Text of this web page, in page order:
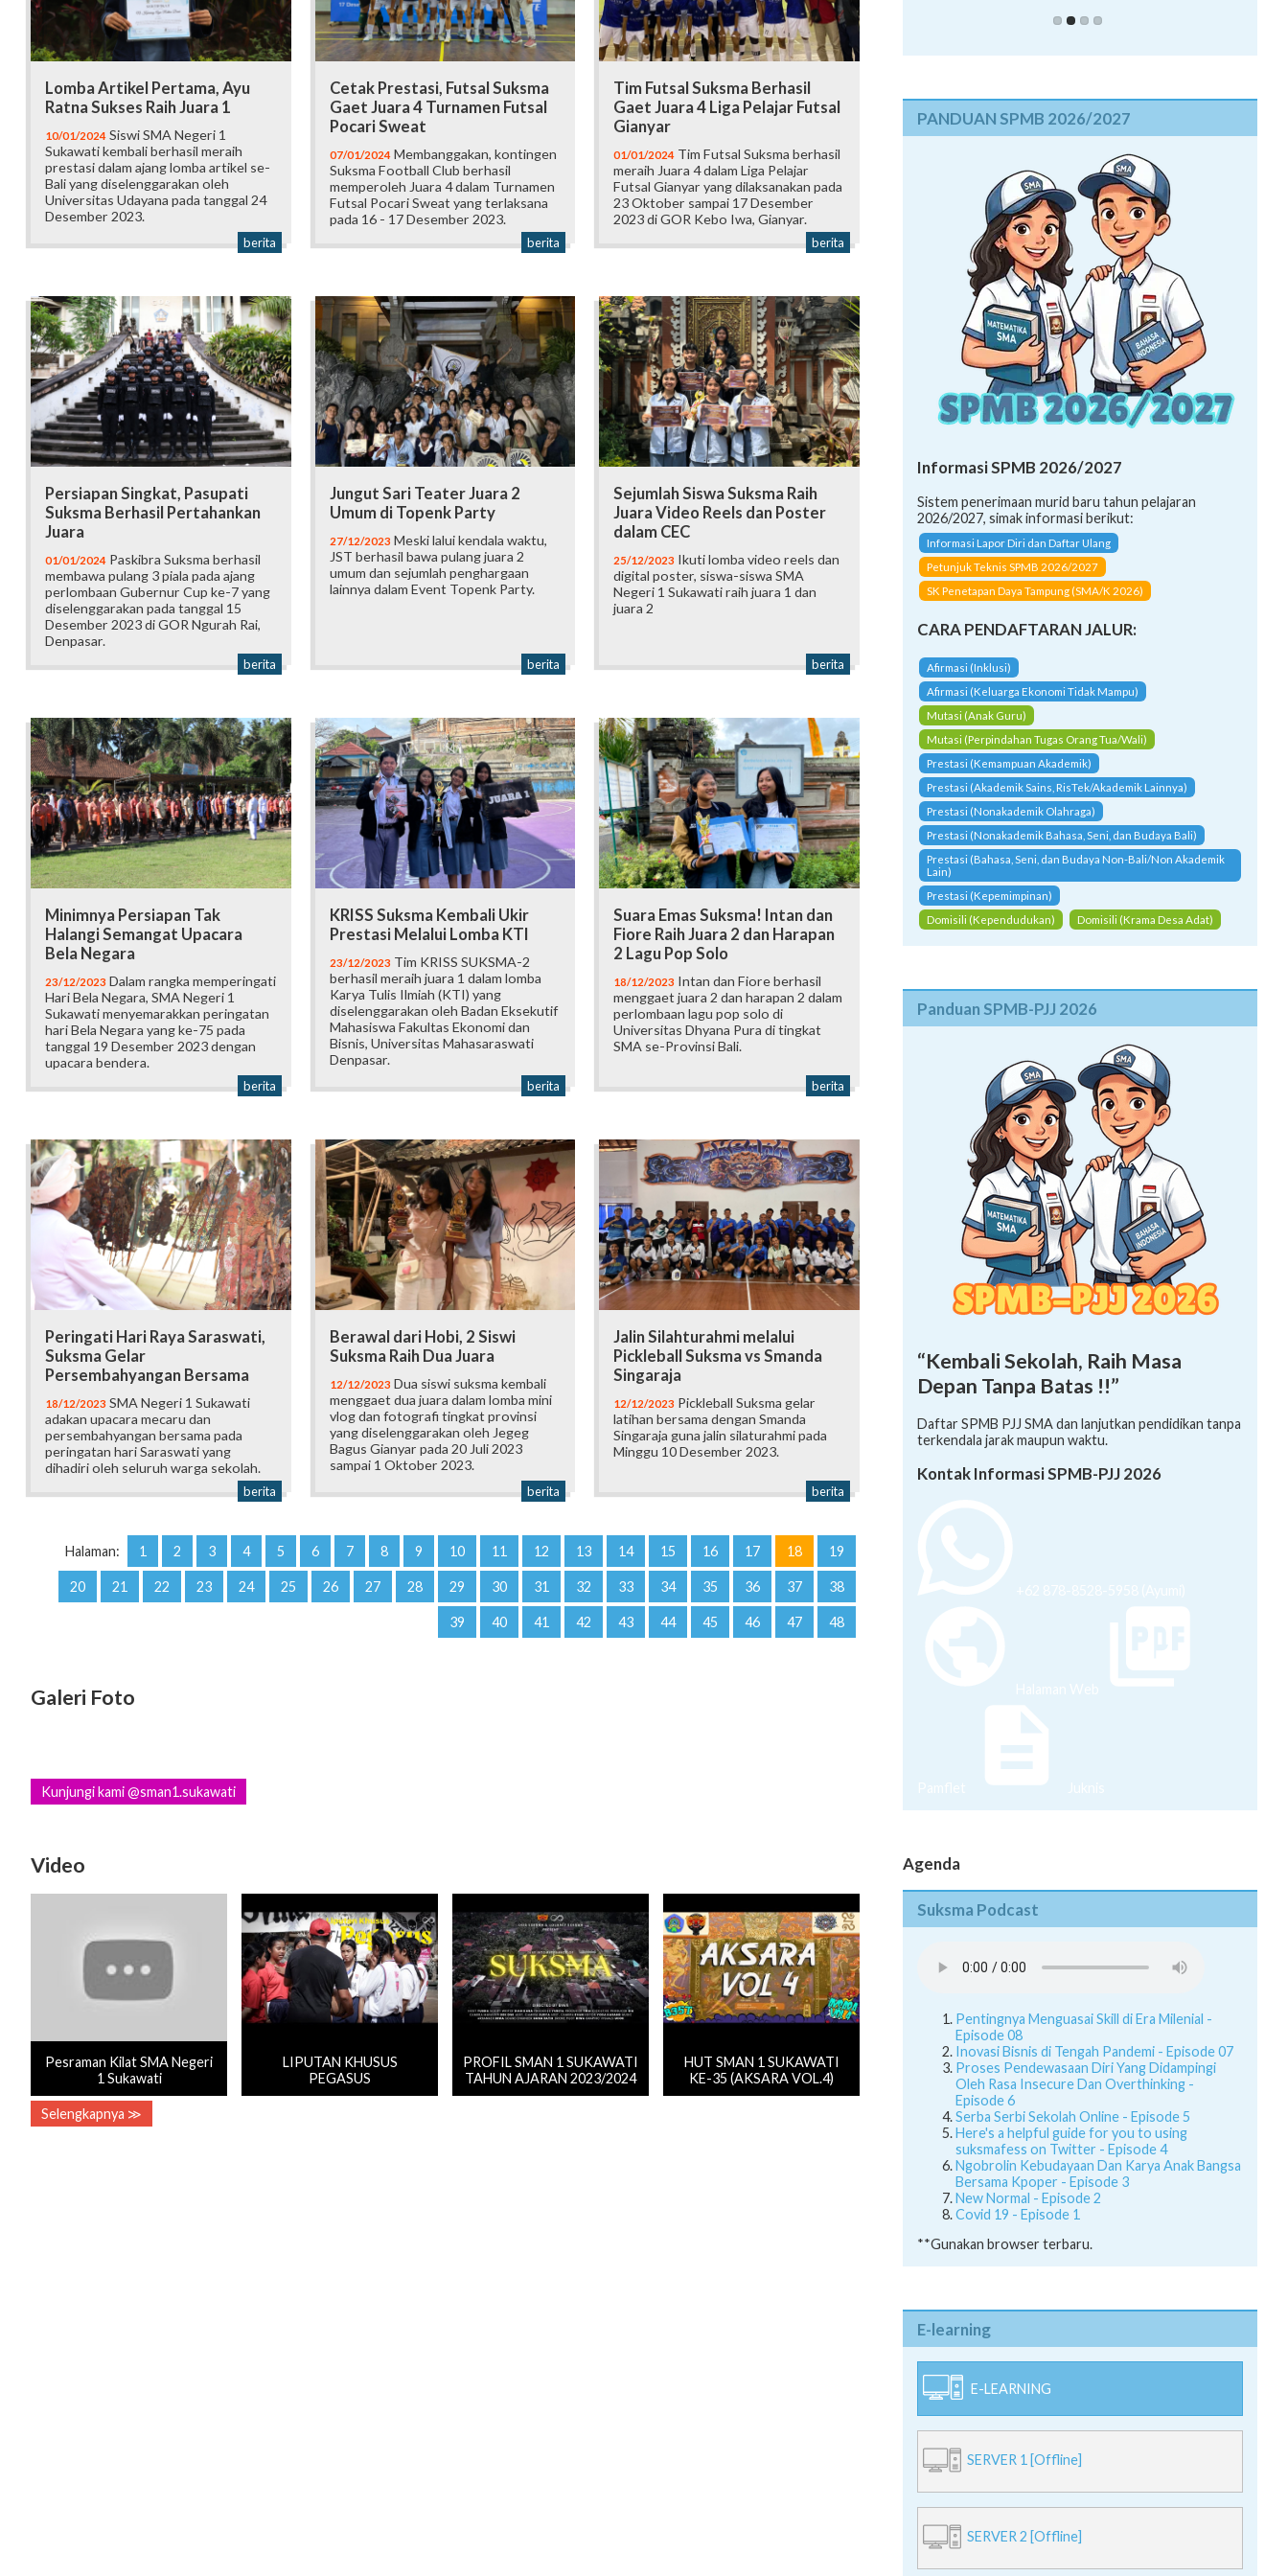
Lomba Artikel Pertama, Ayu
Ratna Sukses Raih Juara 1
10/01/2024 Siswi SMA Negeri 1
Sukawati kembali berhasil meraih
prestasi dalam ajang lomba artikel se-
Bali yang diselenggarakan oleh
Universitas Udayana pada tanggal 24
Desember 2023.
berita
Cetak Prestasi, Futsal Suksma
Gaet Juara 4 Turnamen Futsal
Pocari Sweat
07/01/2024Membanggakan, kontingen
Suksma Football Club berhasil
memperoleh Juara 4 dalam Turnamen
Futsal Pocari Sweat yang terlaksana
pada 16 - 17 Desember 2023.
berita
Tim Futsal Suksma Berhasil
Gaet Juara 4 Liga Pelajar Futsal
Gianyar
01/01/2024 Tim Futsal Suksma berhasil
meraih Juara 4 dalam Liga Pelajar
Futsal Gianyar yang dilaksanakan pada
23 Oktober sampai 17 Desember
2023 di GOR Kebo Iwa, Gianyar.
berita
Persiapan Singkat, Pasupati
Suksma Berhasil Pertahankan
Juara
01/01/2024 Paskibra Suksma berhasil
membawa pulang 3 piala pada ajang
perlombaan Gubernur Cup ke-7 yang
diselenggarakan pada tanggal 15
Desember 2023 di GOR Ngurah Rai,
Denpasar.
berita
Jungut Sari Teater Juara 2
Umum di Topenk Party
27/12/2023 Meski lalui kendala waktu,
JST berhasil bawa pulang juara 2
umum dan sejumlah penghargaan
lainnya dalam Event Topenk Party.
berita
Sejumlah Siswa Suksma Raih
Juara Video Reels dan Poster
dalam CEC
25/12/2023 Ikuti lomba video reels dan
digital poster, siswa-siswa SMA
Negeri 1 Sukawati raih juara 1 dan
juara 2
berita
Minimnya Persiapan Tak
Halangi Semangat Upacara
Bela Negara
23/12/2023 Dalam rangka memperingati
Hari Bela Negara, SMA Negeri 1
Sukawati menyemarakkan peringatan
hari Bela Negara yang ke-75 pada
tanggal 19 Desember 2023 dengan
upacara bendera.
berita
KRISS Suksma Kembali Ukir
Prestasi Melalui Lomba KTI
23/12/2023 Tim KRISS SUKSMA-2
berhasil meraih juara 1 dalam lomba
Karya Tulis Ilmiah (KTI) yang
diselenggarakan oleh Badan Eksekutif
Mahasiswa Fakultas Ekonomi dan
Bisnis, Universitas Mahasaraswati
Denpasar.
berita
Suara Emas Suksma! Intan dan
Fiore Raih Juara 2 dan Harapan
2 Lagu Pop Solo
18/12/2023 Intan dan Fiore berhasil
menggaet juara 2 dan harapan 2 dalam
perlombaan lagu pop solo di
Universitas Dhyana Pura di tingkat
SMA se-Provinsi Bali.
berita
Peringati Hari Raya Saraswati,
Suksma Gelar
Persembahyangan Bersama
18/12/2023 SMA Negeri 1 Sukawati
adakan upacara mecaru dan
persembahyangan bersama pada
peringatan hari Saraswati yang
dihadiri oleh seluruh warga sekolah.
berita
Berawal dari Hobi, 2 Siswi
Suksma Raih Dua Juara
12/12/2023 Dua siswi suksma kembali
menggaet dua juara dalam lomba mini
vlog dan fotografi tingkat provinsi
yang diselenggarakan oleh Jegeg
Bagus Gianyar pada 20 Juli 2023
sampai 1 Oktober 2023.
berita
Jalin Silahturahmi melalui
Pickleball Suksma vs Smanda
Singaraja
12/12/2023 Pickleball Suksma gelar
latihan bersama dengan Smanda
Singaraja guna jalin silaturahmi pada
Minggu 10 Desember 2023.
berita
Halaman: 1 2 3 4 5 6 7 8 9 10 11 12 13 14 15 16 17 18 19
20 21 22 23 24 25 26 27 28 29 30 31 32 33 34 35 36 37 38
39 40 41 42 43 44 45 46 47 48
Galeri Foto
Kunjungi kami @sman1.sukawati
Video
Pesraman Kilat SMA Negeri
1 Sukawati
LIPUTAN KHUSUS
PEGASUS
PROFIL SMAN 1 SUKAWATI
TAHUN AJARAN 2023/2024
HUT SMAN 1 SUKAWATI
KE-35 (AKSARA VOL.4)
Selengkapnya ≫
PANDUAN SPMB 2026/2027
Informasi SPMB 2026/2027
Sistem penerimaan murid baru tahun pelajaran
2026/2027, simak informasi berikut:
Informasi Lapor Diri dan Daftar Ulang
Petunjuk Teknis SPMB 2026/2027
SK Penetapan Daya Tampung (SMA/K 2026)
CARA PENDAFTARAN JALUR:
Afirmasi (Inklusi)
Afirmasi (Keluarga Ekonomi Tidak Mampu)
Mutasi (Anak Guru)
Mutasi (Perpindahan Tugas Orang Tua/Wali)
Prestasi (Kemampuan Akademik)
Prestasi (Akademik Sains, RisTek/Akademik Lainnya)
Prestasi (Nonakademik Olahraga)
Prestasi (Nonakademik Bahasa, Seni, dan Budaya Bali)
Prestasi (Bahasa, Seni, dan Budaya Non-Bali/Non Akademik
Lain)
Prestasi (Kepemimpinan)
Domisili (Kependudukan)
Domisili (Krama Desa Adat)
Panduan SPMB-PJJ 2026
“Kembali Sekolah, Raih Masa
Depan Tanpa Batas !!”
Daftar SPMB PJJ SMA dan lanjutkan pendidikan tanpa
terkendala jarak maupun waktu.
Kontak Informasi SPMB-PJJ 2026
+62 878-8528-5958 (Ayumi)
Halaman Web
Pamflet Juknis
Agenda
Suksma Podcast
Pentingnya Menguasai Skill di Era Milenial -
Episode 08
Inovasi Bisnis di Tengah Pandemi - Episode 07
Proses Pendewasaan Diri Yang Didampingi
Oleh Rasa Insecure Dan Overthinking -
Episode 6
Serba Serbi Sekolah Online - Episode 5
Here's a helpful guide for you to using
suksmafess on Twitter - Episode 4
Ngobrolin Kebudayaan Dan Karya Anak Bangsa
Bersama Kpoper - Episode 3
New Normal - Episode 2
Covid 19 - Episode 1
**Gunakan browser terbaru.
E-learning
E-LEARNING
SERVER 1 [Offline]
SERVER 2 [Offline]